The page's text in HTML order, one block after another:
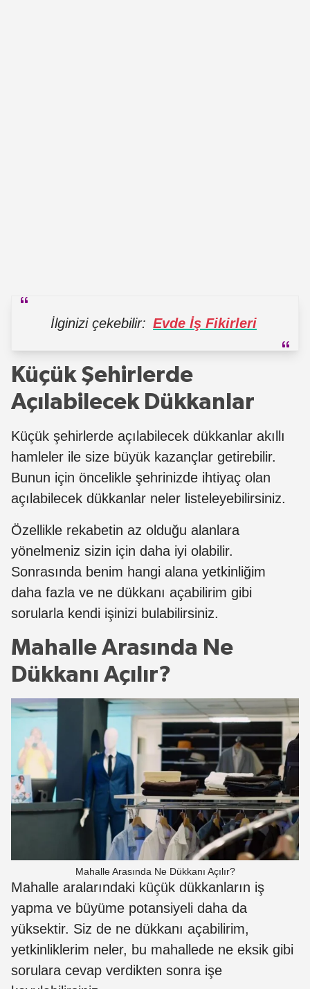
İlginizi çekebilir: Evde İş Fikirleri
Küçük Şehirlerde
Açılabilecek Dükkanlar
Küçük şehirlerde açılabilecek dükkanlar akıllı
hamleler ile size büyük kazançlar getirebilir.
Bunun için öncelikle şehrinizde ihtiyaç olan
açılabilecek dükkanlar neler listeleyebilirsiniz.
Özellikle rekabetin az olduğu alanlara
yönelmeniz sizin için daha iyi olabilir.
Sonrasında benim hangi alana yetkinliğim
daha fazla ve ne dükkanı açabilirim gibi
sorularla kendi işinizi bulabilirsiniz.
Mahalle Arasında Ne
Dükkanı Açılır?
Mahalle Arasında Ne Dükkanı Açılır?
Mahalle aralarındaki küçük dükkanların iş
yapma ve büyüme potansiyeli daha da
yüksektir. Siz de ne dükkanı açabilirim,
yetkinliklerim neler, bu mahallede ne eksik gibi
sorulara cevap verdikten sonra işe